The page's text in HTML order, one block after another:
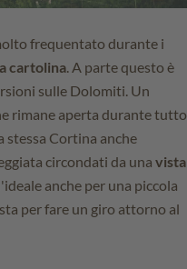
frequentato durante i
cartolina. A parte questo è
sulle Dolomiti. Un
rimane aperta durante tutto
stessa Cortina anche
circondati da una vista
anche per una piccola
per fare un giro attorno al